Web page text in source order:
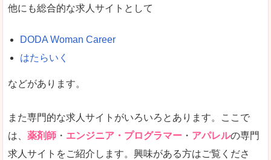
良いところ
悪いところ
未経験 未経験の求人もあります
営業職を探している方にとっては、有利なサイト
他にも総合的な求人サイトとして
DODA Woman Career
はたらいく
などがあります。
また専門的な求人サイトがいろいろとあります。ここで
は、 薬剤師 ・ エンジニア・プログラマー ・ アパレルの専門
求人サイトをご紹介します。興味がある方はご覧くださ